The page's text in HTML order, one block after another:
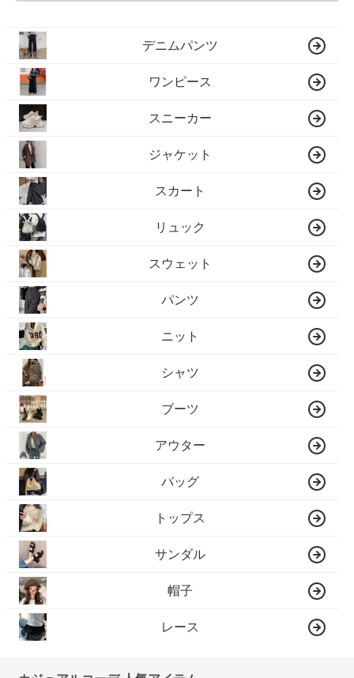
デニムパンツ
ワンピース
スニーカー
ジャケット
スカート
リュック
スウェット
パンツ
ニット
シャツ
ブーツ
アウター
バッグ
トップス
サンダル
帽子
レース